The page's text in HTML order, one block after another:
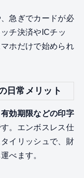
急ぎでカードが必
チ決済やICチッ
ホだけで始められ
日常メリット
効期限などの印字
。エンボスレス仕
イリッシュで、財
べます。